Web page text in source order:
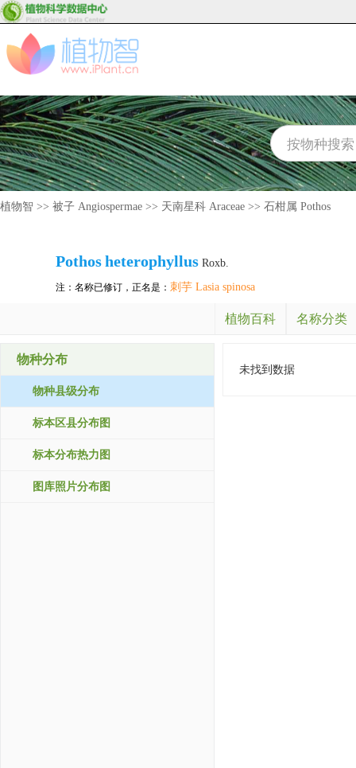
植物智 >> 被子 Angiospermae >> 天南星科 Araceae >> 石柑属 Pothos
Pothosheterophyllus Roxb.
注：名称已修订，正名是： 刺芋 Lasia spinosa
植物百科 名称分类
物种分布
物种县级分布
标本区县分布图
标本分布热力图
图库照片分布图
未找到数据